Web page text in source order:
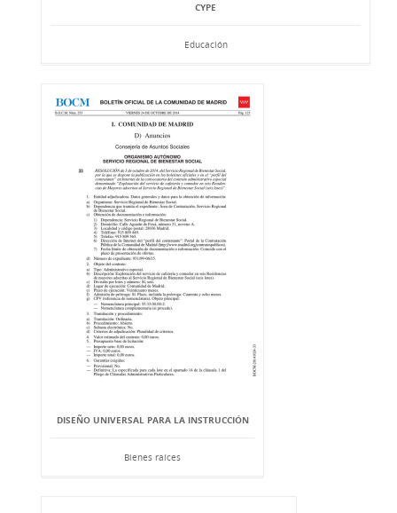
CYPE
Educación
DISEÑO UNIVERSAL PARA LA INSTRUCCIÓN
Bienes raíces